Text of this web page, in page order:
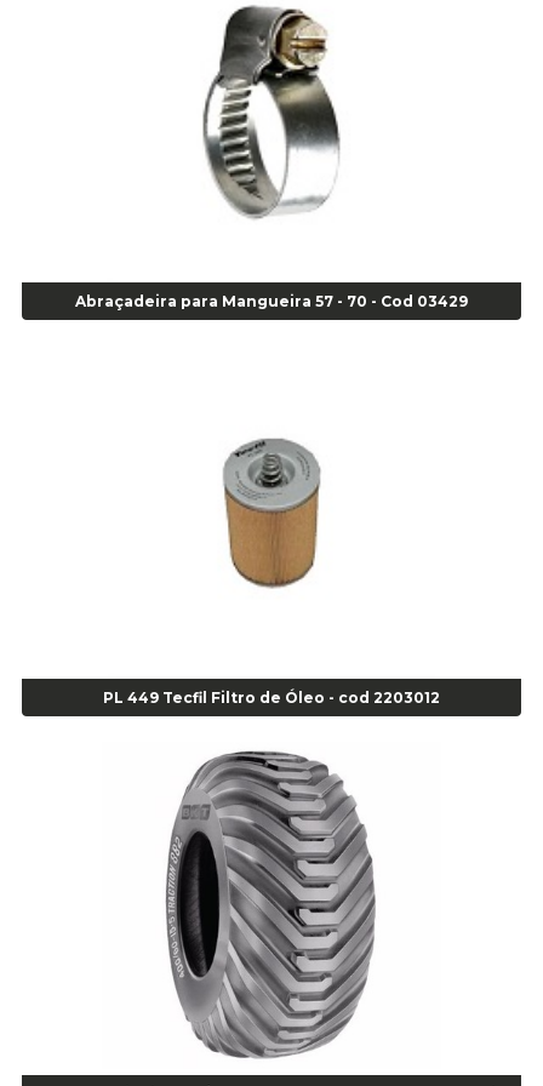
Adesivo Junta Motor 3M-73gr - Cod 00925
Super Bonder 05grs - Cod 00853
Super Bonder 60 segundos 20 grs - cod 03640
Agulha Escariadora Passeio - Cod 02978
Agulha Escariadora/ Alargadora Caminhão - COD. 02342
Agulha Inserto Pneu s/ câmara - Caminhão - Cod 01909
Agulha para Aplicação Vipstem- Vipal - Cod 02558
Alicate Bico Reto - Cod 02804
Alicate Bico Reto para Anéis Internos - Cod 00892
Alicate Bico Reto Tipo Telefone - Cod 02911
Alicate Bomba D Água - Cod 01326
Alicate Corte Diagonal - Cod 02138
Alicate de Corte Diagonal - cod 02138
Alicate de Pressão Gedore - Cod 01856
Alicate para Abracadeira 3/16" x 1.3/16" 29840 - Gedore - Cod 02174
Alicate para Anéis Externos Bico Reto - Gedore A2 - Cod 00894
Alicate para Anéis Externos com Bico Curvo - Gedore A21 - Cod 00895
Alicate para Anéis Internos Bico Curvo - Gedore J21 - Cod 00893
Alicate para Anéis Tipo Trava Câmbio 8134 Gedore - Cod 02008
Alicate para Balanceamento - Cod 03078
Alicate para trava de cambio 398 11" - Corneta - Cod 03113
Alicate Universal - Cod 01718
Alicate Universal 8" Gedore - Cod 00133
Abraçadeira para Mangueira 57 - 70 - Cod 03429
PL 449 Tecfil Filtro de Óleo - cod 2203012